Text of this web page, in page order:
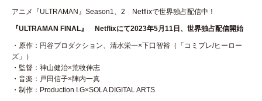
アニメ『ULTRAMAN』Season1、2 Netflixで世界独占配信中！
『ULTRAMAN FINAL』 Netflixにて2023年5月11日、世界独占配信開始
・原作：円谷プロダクション、清水栄一×下口智裕（「コミプレ/ヒーロー
ズ」）
・監督：神山健治×荒牧伸志
・音楽：戸田信子×陣内一真
・制作：Production I.G×SOLA DIGITAL ARTS